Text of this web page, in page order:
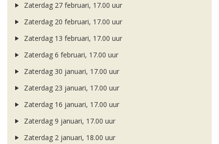
Zaterdag 27 februari, 17.00 uur
Zaterdag 20 februari, 17.00 uur
Zaterdag 13 februari, 17.00 uur
Zaterdag 6 februari, 17.00 uur
Zaterdag 30 januari, 17.00 uur
Zaterdag 23 januari, 17.00 uur
Zaterdag 16 januari, 17.00 uur
Zaterdag 9 januari, 17.00 uur
Zaterdag 2 januari, 18.00 uur